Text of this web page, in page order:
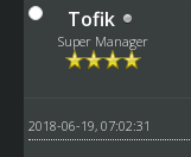
Tofik
Super Manager
2018-06-19, 07:02:31